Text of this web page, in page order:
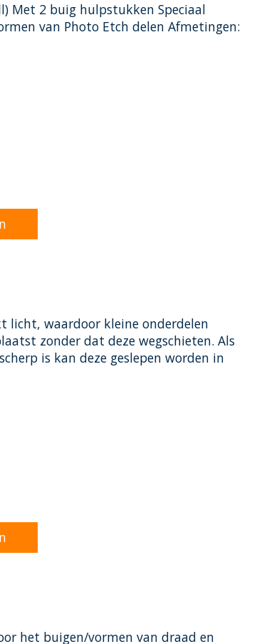
Met 2 buig hulpstukken Speciaal
van Photo Etch delen Afmetingen:
licht, waardoor kleine onderdelen
zonder dat deze wegschieten. Als
is kan deze geslepen worden in
het buigen/vormen van draad en